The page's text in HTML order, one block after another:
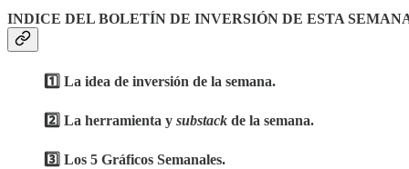
INDICE DEL BOLETÍN DE INVERSIÓN DE ESTA
1️⃣ La idea de inversión de la semana.
2️⃣ La herramienta y substack de la semana.
3️⃣ Los 5 Gráficos Semanales.